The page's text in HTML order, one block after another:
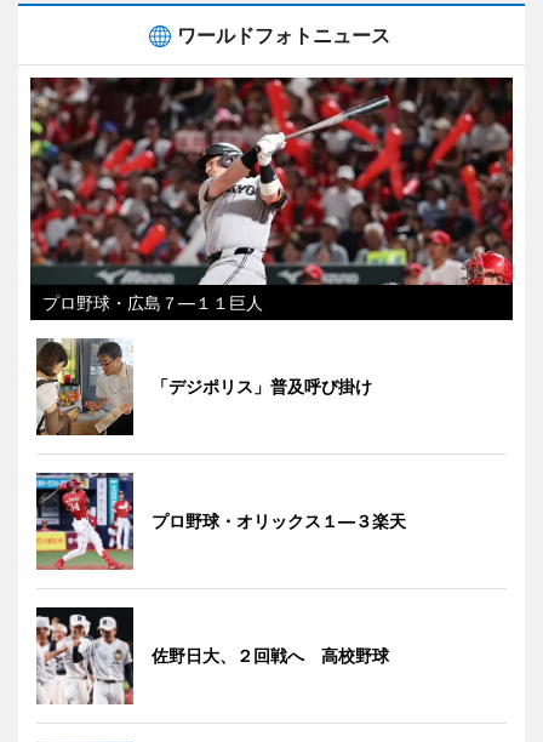
ワールドフォトニュース
プロ野球・広島７―１１巨人
「デジポリス」普及呼び掛け
プロ野球・オリックス１―３楽天
佐野日大、２回戦へ 高校野球